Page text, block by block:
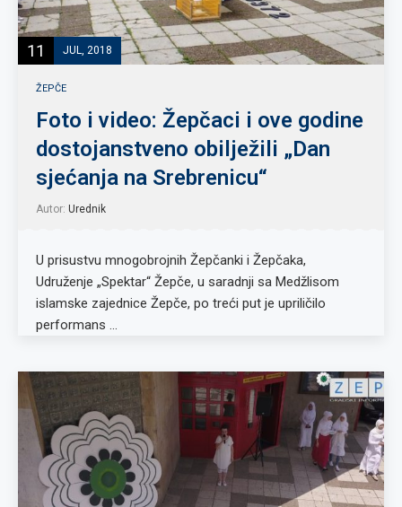
11 JUL, 2018
ŽEPČE
Foto i video: Žepčaci i ove godine
dostojanstveno obilježili „Dan
sjećanja na Srebrenicu“
Autor: Urednik
U prisustvu mnogobrojnih Žepčanki i Žepčaka,
Udruženje „Spektar“ Žepče, u saradnji sa Medžlisom
islamske zajednice Žepče, po treći put je upriličilo
performans …